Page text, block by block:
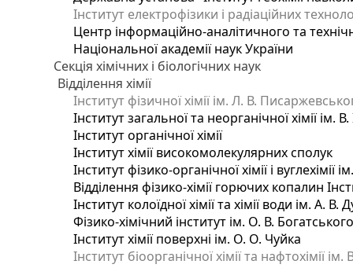
Інститут електрофізики і радіаційних
Центр інформаційно-аналітичного та
Національної академії наук України
Секція хімічних і біологічних наук
Відділення хімії
Інститут фізичної хімії ім. Л. В.
Інститут загальної та неорганічної хімії ім.
Інститут органічної хімії
Інститут хімії високомолекулярних сполук
Інститут фізико-органічної хімії і
Відділення фізико-хімії горючих копалин
Інститут колоїдної хімії та хімії води ім. А.
Фізико-хімічний інститут ім. О. В.
Інститут хімії поверхні ім. О. О. Чуйка
Інститут біоорганічної хімії та нафтохімії